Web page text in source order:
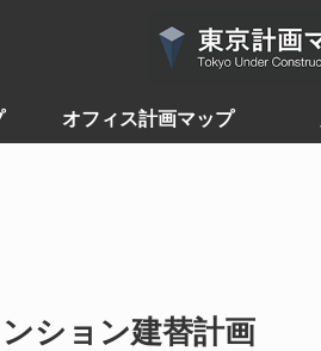
オフィス計画マップ
ション建替計画